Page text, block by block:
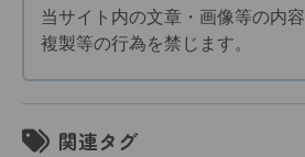
当サイト内の文章・画像等の内
複製等の行為を禁じます。
関連タグ